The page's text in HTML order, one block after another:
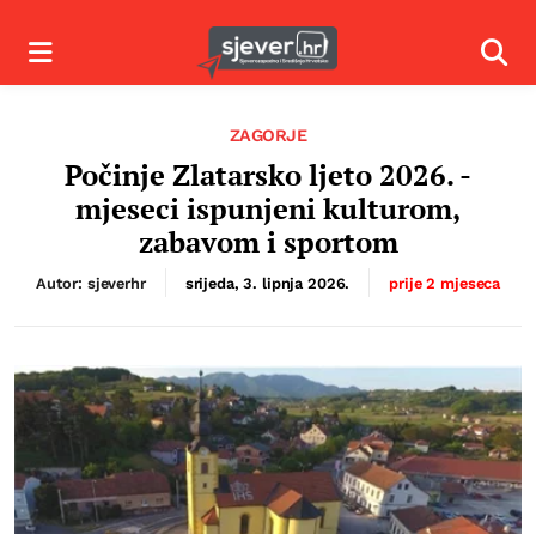
Izbornik
ZAGORJE
Počinje Zlatarsko ljeto 2026. -
mjeseci ispunjeni kulturom,
zabavom i sportom
Autor: sjeverhr srijeda, 3. lipnja 2026. prije 2 mjeseca